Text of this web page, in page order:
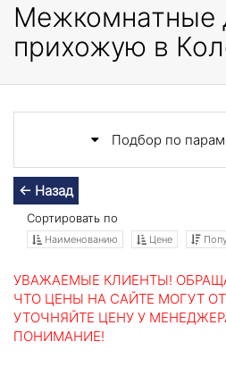
Межкомнатные
прихожую в
Подбор по
← Назад
Сортировать по
Наименованию Цене
УВАЖАЕМЫЕ КЛИЕНТЫ!
ЧТО ЦЕНЫ НА САЙТЕ МОГУТ
УТОЧНЯЙТЕ ЦЕНУ У
ПОНИМАНИЕ!